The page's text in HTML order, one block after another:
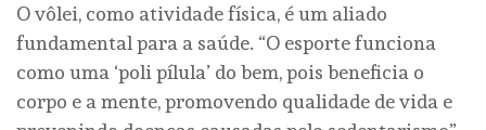
O vôlei, como atividade física, é um aliado
fundamental para a saúde. “O esporte funciona
como uma ‘poli pílula’ do bem, pois beneficia o
corpo e a mente, promovendo qualidade de vida e